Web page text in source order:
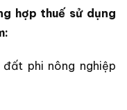
hợp thuế sử dụng
phi nông nghiệp